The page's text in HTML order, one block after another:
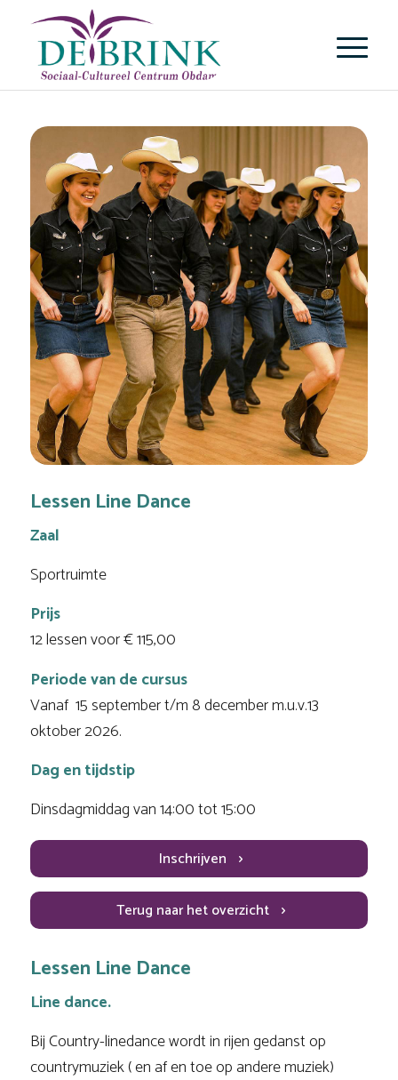
Lessen Line Dance
Zaal
Sportruimte
Prijs
12 lessen voor € 115,00
Periode van de cursus
Vanaf 15 september t/m 8 december m.u.v.13
oktober 2026.
Dag en tijdstip
Dinsdagmiddag van 14:00 tot 15:00
Inschrijven
Terug naar het overzicht
Lessen Line Dance
Line dance.
Bij Country-linedance wordt in rijen gedanst op
countrymuziek ( en af en toe op andere muziek)